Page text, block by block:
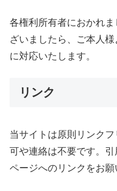
各権利所有者におかれ
ざいましたら、ご本人
に対応いたします。
リンク
当サイトは原則リンク
可や連絡は不要です。
ページへのリンクをお願